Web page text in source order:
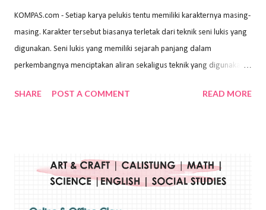
KOMPAS.com - Setiap karya pelukis tentu memiliki karakternya masing-
masing. Karakter tersebut biasanya terletak dari teknik seni lukis yang
digunakan. Seni lukis yang memiliki sejarah panjang dalam
perkembangnya menciptakan aliran sekaligus teknik yang digunakan.
Wayan Kun Adnyana, teknik yang berbeda tentunya akan
menggunakan bahan dasar cat air, cat akrilik, atau cat minyak dengan
sapuan warna cat yang tebal. Dengan memberikan sapuan warna
SHARE POST A COMMENT READ MORE